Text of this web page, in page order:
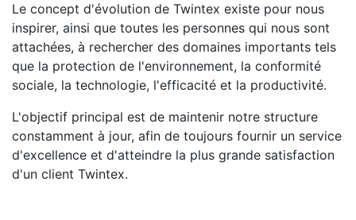
Le concept d'évolution de Twintex existe pour nous
inspirer, ainsi que toutes les personnes qui nous sont
attachées, à rechercher des domaines importants tels
que la protection de l'environnement, la conformité
sociale, la technologie, l'efficacité et la productivité.
L'objectif principal est de maintenir notre structure
constamment à jour, afin de toujours fournir un service
d'excellence et d'atteindre la plus grande satisfaction
d'un client Twintex.